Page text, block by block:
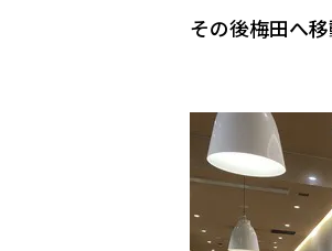
その後梅田へ移